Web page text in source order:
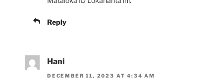
Reply
Hani
DECEMBER 11, 2023 AT 4:34 AM